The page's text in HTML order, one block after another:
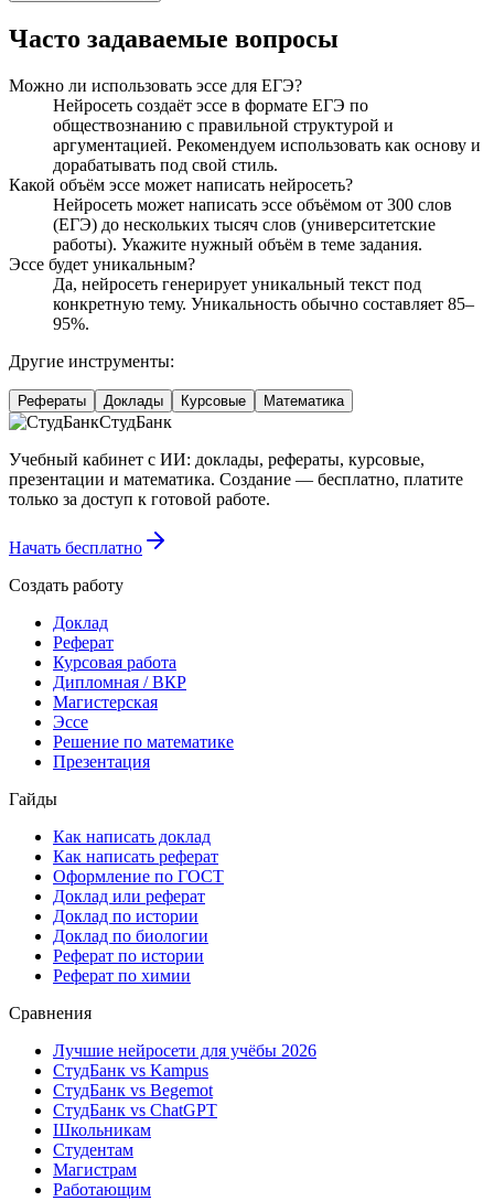
Часто задаваемые вопросы
Можно ли использовать эссе для ЕГЭ?
Нейросеть создаёт эссе в формате ЕГЭ по
обществознанию с правильной структурой и
аргументацией. Рекомендуем использовать как основу и
дорабатывать под свой стиль.
Какой объём эссе может написать нейросеть?
Нейросеть может написать эссе объёмом от 300 слов
(ЕГЭ) до нескольких тысяч слов (университетские
работы). Укажите нужный объём в теме задания.
Эссе будет уникальным?
Да, нейросеть генерирует уникальный текст под
конкретную тему. Уникальность обычно составляет 85–
95%.
Другие инструменты:
Рефераты Доклады Курсовые Математика
СтудБанк
Учебный кабинет с ИИ: доклады, рефераты, курсовые,
презентации и математика. Создание — бесплатно, платите
только за доступ к готовой работе.
Начать бесплатно
Создать работу
Доклад
Реферат
Курсовая работа
Дипломная / ВКР
Магистерская
Эссе
Решение по математике
Презентация
Гайды
Как написать доклад
Как написать реферат
Оформление по ГОСТ
Доклад или реферат
Доклад по истории
Доклад по биологии
Реферат по истории
Реферат по химии
Сравнения
Лучшие нейросети для учёбы 2026
СтудБанк vs Kampus
СтудБанк vs Begemot
СтудБанк vs ChatGPT
Школьникам
Студентам
Магистрам
Работающим